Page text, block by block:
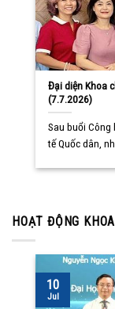
Đại diện Khoa
(7.7.2026)
Sau buổi Công
tế Quốc dân,
HOẠT ĐỘNG
10
Jul